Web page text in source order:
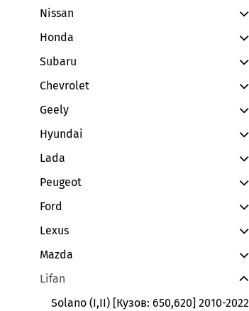
Nissan
Honda
Subaru
Chevrolet
Geely
Hyundai
Lada
Peugeot
Ford
Lexus
Mazda
Lifan
Solano (I,II) [Кузов: 650,620] 2010-2022